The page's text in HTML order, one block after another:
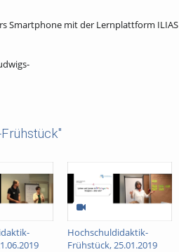
Smartphone mit der Lernplattform ILIAS
Hochschuldidaktik-
Frühstück, 25.01.2019